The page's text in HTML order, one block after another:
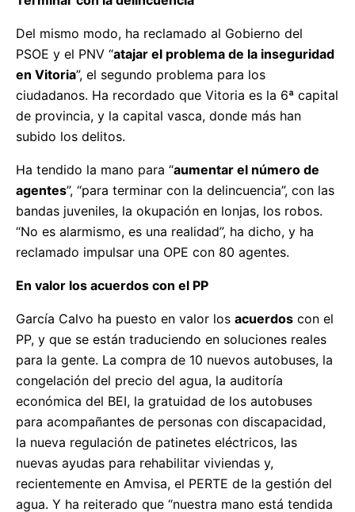
Del mismo modo, ha reclamado al Gobierno del
PSOE y el PNV “atajar el problema de la inseguridad
en Vitoria”, el segundo problema para los
ciudadanos. Ha recordado que Vitoria es la 6ª capital
de provincia, y la capital vasca, donde más han
subido los delitos.
Ha tendido la mano para “aumentar el número de
agentes”, “para terminar con la delincuencia”, con las
bandas juveniles, la okupación en lonjas, los robos.
“No es alarmismo, es una realidad”, ha dicho, y ha
reclamado impulsar una OPE con 80 agentes.
En valor los acuerdos con el PP
García Calvo ha puesto en valor los acuerdos con el
PP, y que se están traduciendo en soluciones reales
para la gente. La compra de 10 nuevos autobuses, la
congelación del precio del agua, la auditoría
económica del BEI, la gratuidad de los autobuses
para acompañantes de personas con discapacidad,
la nueva regulación de patinetes eléctricos, las
nuevas ayudas para rehabilitar viviendas y,
recientemente en Amvisa, el PERTE de la gestión del
agua. Y ha reiterado que “nuestra mano está tendida